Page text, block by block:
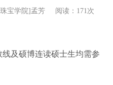
宝学院]孟芳 阅读： 171次
及硕博连读硕士生均需参